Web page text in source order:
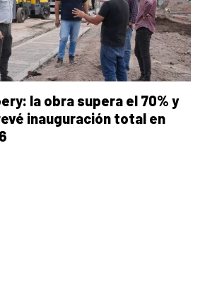
la obra supera el 70% y
inauguración total en